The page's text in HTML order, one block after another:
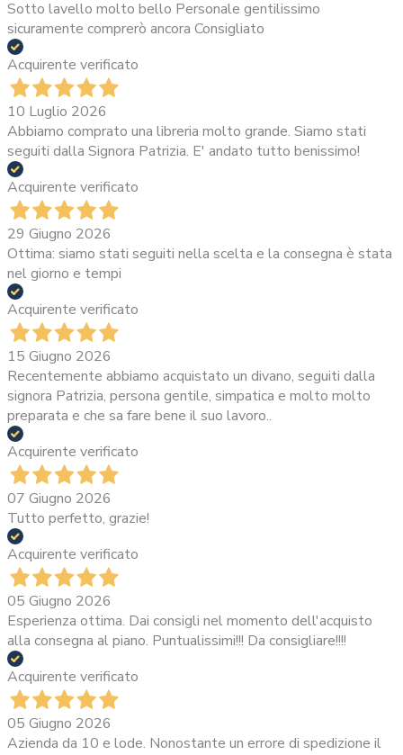
Sotto lavello molto bello Personale gentilissimo
sicuramente comprerò ancora Consigliato
Acquirente verificato
10 Luglio 2026
Abbiamo comprato una libreria molto grande. Siamo stati
seguiti dalla Signora Patrizia. E' andato tutto benissimo!
Acquirente verificato
29 Giugno 2026
Ottima: siamo stati seguiti nella scelta e la consegna è stata
nel giorno e tempi
Acquirente verificato
15 Giugno 2026
Recentemente abbiamo acquistato un divano, seguiti dalla
signora Patrizia, persona gentile, simpatica e molto molto
preparata e che sa fare bene il suo lavoro..
Acquirente verificato
07 Giugno 2026
Tutto perfetto, grazie!
Acquirente verificato
05 Giugno 2026
Esperienza ottima. Dai consigli nel momento dell'acquisto
alla consegna al piano. Puntualissimi!!! Da consigliare!!!!
Acquirente verificato
05 Giugno 2026
Azienda da 10 e lode. Nonostante un errore di spedizione il